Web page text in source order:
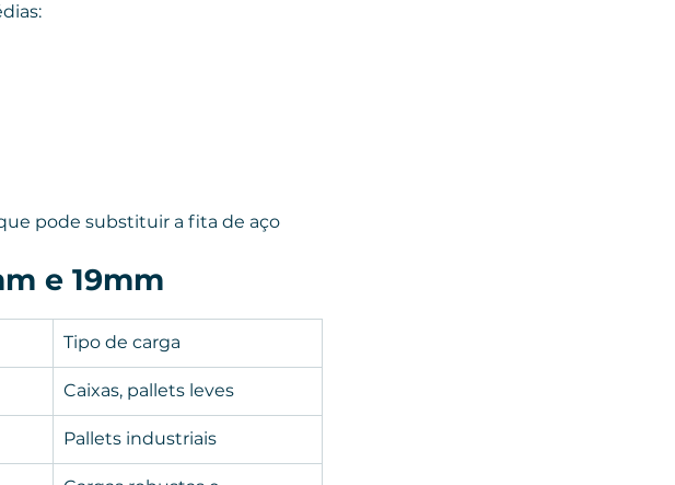
pode substituir a fita de aço
e 19mm
Tipo de carga
Caixas, pallets leves
Pallets industriais